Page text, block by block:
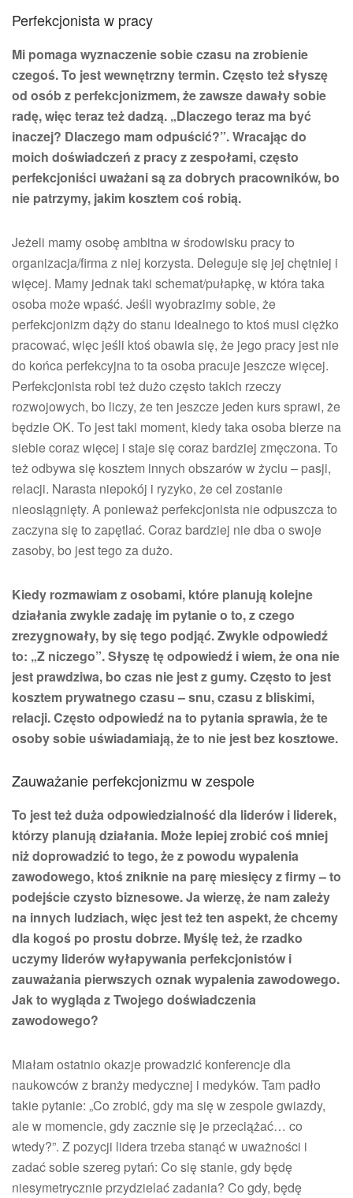
Perfekcjonista w pracy
Mi pomaga wyznaczenie sobie czasu na zrobienie
czegoś. To jest wewnętrzny termin. Często też słyszę
od osób z perfekcjonizmem, że zawsze dawały sobie
radę, więc teraz też dadzą. „Dlaczego teraz ma być
inaczej? Dlaczego mam odpuścić?”. Wracając do
moich doświadczeń z pracy z zespołami, często
perfekcjoniści uważani są za dobrych pracowników, bo
nie patrzymy, jakim kosztem coś robią.
Jeżeli mamy osobę ambitna w środowisku pracy to
organizacja/firma z niej korzysta. Deleguje się jej chętniej i
więcej. Mamy jednak taki schemat/pułapkę, w która taka
osoba może wpaść. Jeśli wyobrazimy sobie, że
perfekcjonizm dąży do stanu idealnego to ktoś musi ciężko
pracować, więc jeśli ktoś obawia się, że jego pracy jest nie
do końca perfekcyjna to ta osoba pracuje jeszcze więcej.
Perfekcjonista robi też dużo często takich rzeczy
rozwojowych, bo liczy, że ten jeszcze jeden kurs sprawi, że
będzie OK. To jest taki moment, kiedy taka osoba bierze na
siebie coraz więcej i staje się coraz bardziej zmęczona. To
też odbywa się kosztem innych obszarów w życiu – pasji,
relacji. Narasta niepokój i ryzyko, że cel zostanie
nieosiągnięty. A ponieważ perfekcjonista nie odpuszcza to
zaczyna się to zapętlać. Coraz bardziej nie dba o swoje
zasoby, bo jest tego za dużo.
Kiedy rozmawiam z osobami, które planują kolejne
działania zwykle zadaję im pytanie o to, z czego
zrezygnowały, by się tego podjąć. Zwykle odpowiedź
to: „Z niczego”. Słyszę tę odpowiedź i wiem, że ona nie
jest prawdziwa, bo czas nie jest z gumy. Często to jest
kosztem prywatnego czasu – snu, czasu z bliskimi,
relacji. Często odpowiedź na to pytania sprawia, że te
osoby sobie uświadamiają, że to nie jest bez kosztowe.
Zauważanie perfekcjonizmu w zespole
To jest też duża odpowiedzialność dla liderów i liderek,
którzy planują działania. Może lepiej zrobić coś mniej
niż doprowadzić to tego, że z powodu wypalenia
zawodowego, ktoś zniknie na parę miesięcy z firmy – to
podejście czysto biznesowe. Ja wierzę, że nam zależy
na innych ludziach, więc jest też ten aspekt, że chcemy
dla kogoś po prostu dobrze. Myślę też, że rzadko
uczymy liderów wyłapywania perfekcjonistów i
zauważania pierwszych oznak wypalenia zawodowego.
Jak to wygląda z Twojego doświadczenia
zawodowego?
Miałam ostatnio okazje prowadzić konferencje dla
naukowców z branży medycznej i medyków. Tam padło
takie pytanie: „Co zrobić, gdy ma się w zespole gwiazdy,
ale w momencie, gdy zacznie się je przeciążać… co
wtedy?”. Z pozycji lidera trzeba stanąć w uważności i
zadać sobie szereg pytań: Co się stanie, gdy będę
niesymetrycznie przydzielać zadania? Co gdy, będę